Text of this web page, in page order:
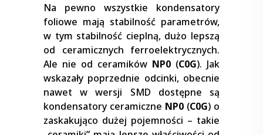
Na pewno wszystkie kondensatory
foliowe mają stabilność parametrów,
w tym stabilność cieplną, dużo lepszą
od ceramicznych ferroelektrycznych.
Ale nie od ceramików NP0 (C0G). Jak
wskazały poprzednie odcinki, obecnie
nawet w wersji SMD dostępne są
kondensatory ceramiczne NP0 (C0G) o
zaskakująco dużej pojemności – takie